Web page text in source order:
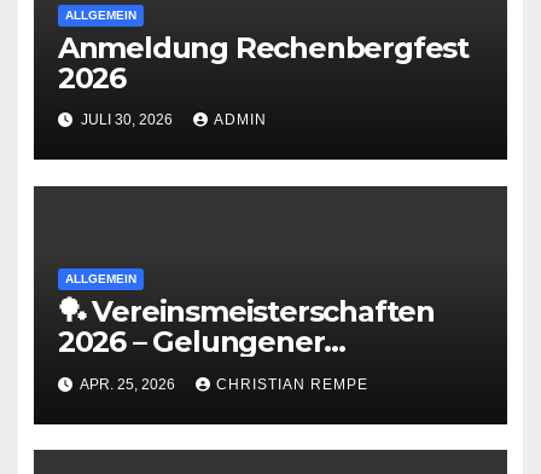
ALLGEMEIN
Anmeldung Rechenbergfest
2026
JULI 30, 2026 ADMIN
ALLGEMEIN
🏓 Vereinsmeisterschaften
2026 – Gelungener
Saisonabschluss 🎉
APR. 25, 2026 CHRISTIAN REMPE